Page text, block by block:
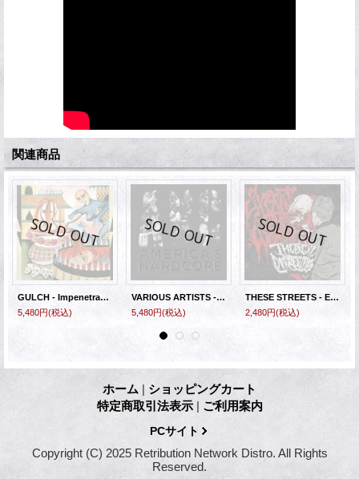
関連商品
GULCH - Impenetrable Cerebral Fortress [LP]
5,480円(税込)
VARIOUS ARTISTS - America's Hardcore Volume 5 (Ultra Clear with Gold Splatter / Ultra Clear with Silver Splatter) [2xLP]
5,480円(税込)
THESE STREETS - Expect The Worst [CD]
2,480円(税込)
ホーム | ショッピングカート
特定商取引法表示 | ご利用案内
PCサイト
Copyright (C) 2025 Retribution Network Distro. All Rights
Reserved.